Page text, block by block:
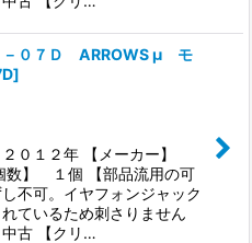
－０７Ｄ ARROWS μ モ
]
１２年 【メーカー】
数】 １個 【部品流用の可
可。イヤフォンジャック
ているため刺さりません
古 【クリ…